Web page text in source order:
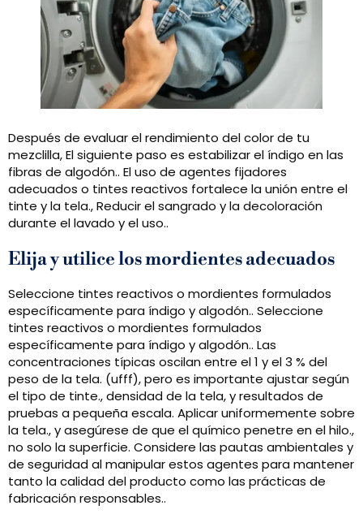
Después de evaluar el rendimiento del color de tu
mezclilla, El siguiente paso es estabilizar el índigo en las
fibras de algodón.. El uso de agentes fijadores
adecuados o tintes reactivos fortalece la unión entre el
tinte y la tela., Reducir el sangrado y la decoloración
durante el lavado y el uso..
Elija y utilice los mordientes adecuados
Seleccione tintes reactivos o mordientes formulados
específicamente para índigo y algodón.. Seleccione
tintes reactivos o mordientes formulados
específicamente para índigo y algodón.. Las
concentraciones típicas oscilan entre el 1 y el 3 % del
peso de la tela. (ufff), pero es importante ajustar según
el tipo de tinte., densidad de la tela, y resultados de
pruebas a pequeña escala. Aplicar uniformemente sobre
la tela., y asegúrese de que el químico penetre en el hilo.,
no solo la superficie. Considere las pautas ambientales y
de seguridad al manipular estos agentes para mantener
tanto la calidad del producto como las prácticas de
fabricación responsables..